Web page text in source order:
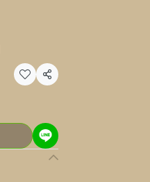
แชร์